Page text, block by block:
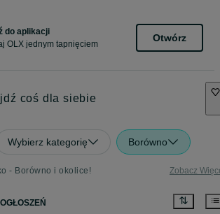
do aplikacji
OLX jednym tapnięciem
Otwórz
coś dla siebie
Wybierz kategorię Borówno
- Borówno i okolice! Zobacz